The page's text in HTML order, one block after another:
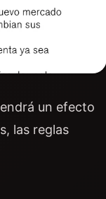
un efecto
las reglas